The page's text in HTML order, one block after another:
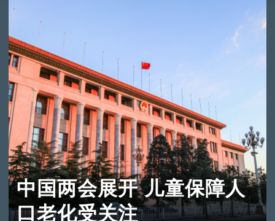
中国两会展开 儿童保障人
口老化受关注